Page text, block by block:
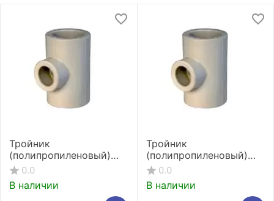
Тройник
(полипропиленовый)
переходной Kalde
25/20/25 мм
0.0
В наличии
Тройник
(полипропиленовый)
переходной Kalde
32/20/32 мм
0.0
В наличии